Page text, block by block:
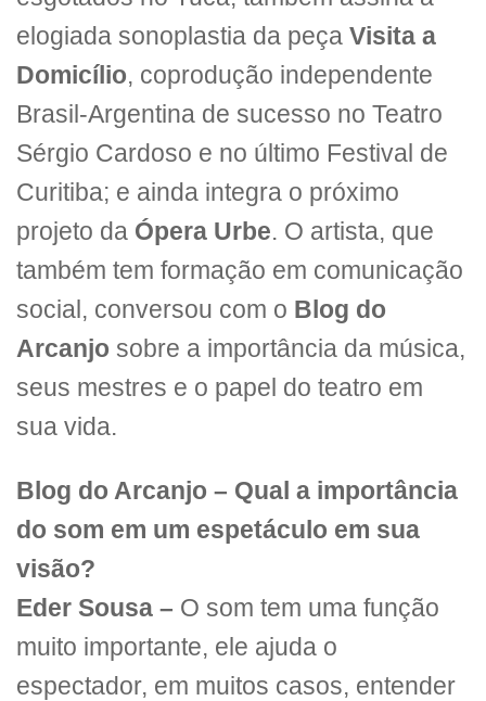
elogiada sonoplastia da peça Visita a
Domicílio, coprodução independente
Brasil-Argentina de sucesso no Teatro
Sérgio Cardoso e no último Festival de
Curitiba; e ainda integra o próximo
projeto da Ópera Urbe. O artista, que
também tem formação em comunicação
social, conversou com o Blog do
Arcanjo sobre a importância da música,
seus mestres e o papel do teatro em
sua vida.
Blog do Arcanjo – Qual a importância
do som em um espetáculo em sua
visão?
Eder Sousa – O som tem uma função
muito importante, ele ajuda o
espectador, em muitos casos, entender